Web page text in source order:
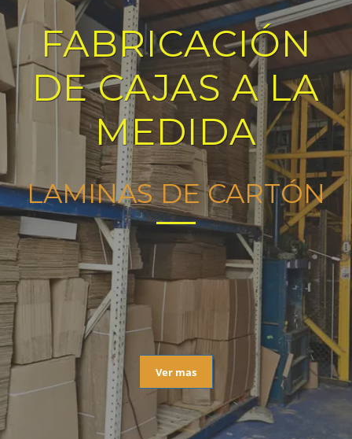
FABRICACIÓN
DE CAJAS A LA
MEDIDA
LAMINAS DE CARTÓN
Ver mas